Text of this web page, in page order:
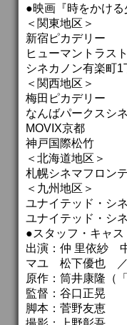
●映画『時をかけ
＜関東地区＞
新宿ピカデリー
ヒューマントラス
シネカノン有楽町1
＜関西地区＞
梅田ピカデリー
なんばパークスシ
MOVIX京都
神戸国際松竹
＜北海道地区＞
札幌シネマフロン
＜九州地区＞
ユナイテッド・シ
ユナイテッド・シ
●スタッフ・キャス
出演：仲 里依紗
マユ 松下優也
原作：筒井康隆（
監督：谷口正晃
脚本：菅野友恵